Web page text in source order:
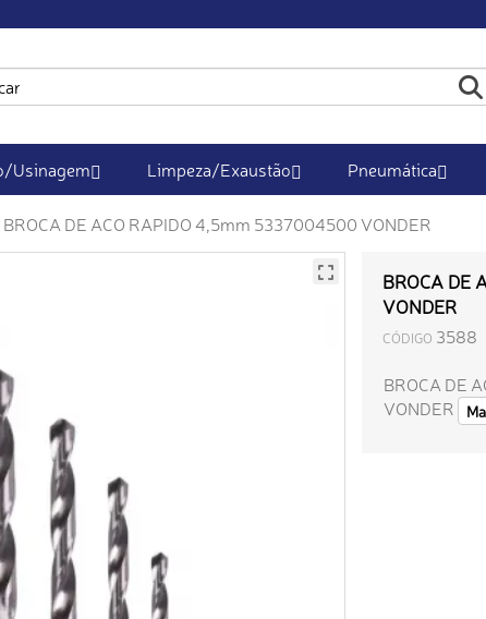
Usinagem Limpeza/Exaustão Pneumática
BROCA DE ACO RAPIDO 4,5mm 5337004500 VONDER
BROCA DE
VONDER
CÓDIGO 3588
BROCA DE
VONDER